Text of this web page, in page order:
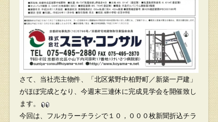
さて、当社売主物件、「北区紫野中柏野町／新築一戸建」
がほぼ完成となり、今週末三連休に完成見学会を開催致し
ます。
今回は、フルカラーチラシで１０，０００枚新聞折込チラ